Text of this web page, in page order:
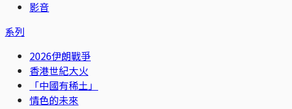
影音
系列
2026伊朗戰爭
香港世紀大火
「中國有稀土」
情色的未來